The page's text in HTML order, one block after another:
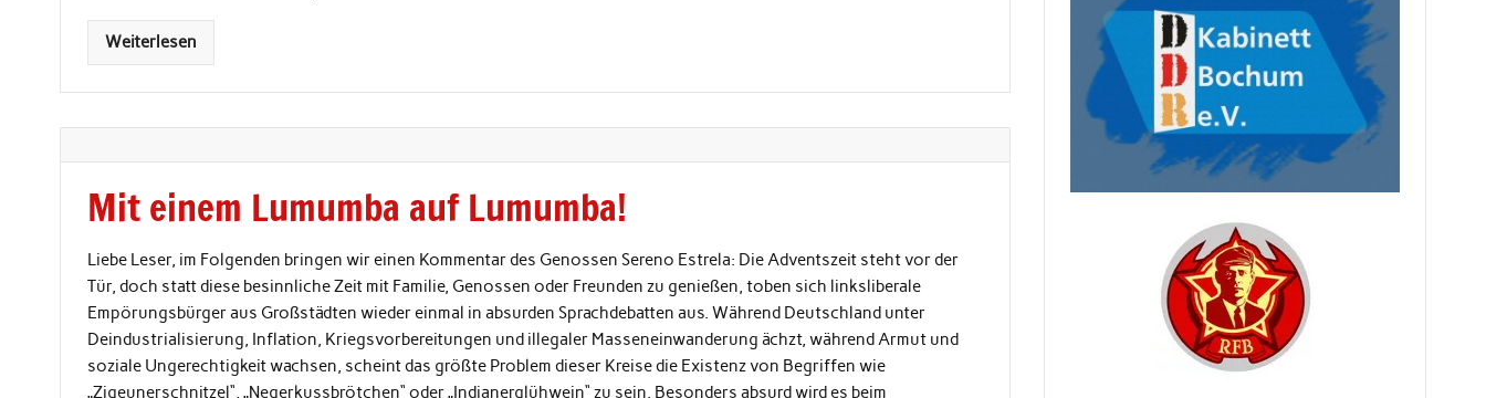
Weiterlesen
Mit einem Lumumba auf Lumumba!
Liebe Leser, im Folgenden bringen wir einen Kommentar des Genossen Sereno Estrela: Die Adventszeit steht vor der
Tür, doch statt diese besinnliche Zeit mit Familie, Genossen oder Freunden zu genießen, toben sich linksliberale
Empörungsbürger aus Großstädten wieder einmal in absurden Sprachdebatten aus. Während Deutschland unter
Deindustrialisierung, Inflation, Kriegsvorbereitungen und illegaler Masseneinwanderung ächzt, während Armut und
soziale Ungerechtigkeit wachsen, scheint das größte Problem dieser Kreise die Existenz von Begriffen wie
„Zigeunerschnitzel“, „Negerkussbrötchen“ oder „Indianerglühwein“ zu sein. Besonders absurd wird es beim